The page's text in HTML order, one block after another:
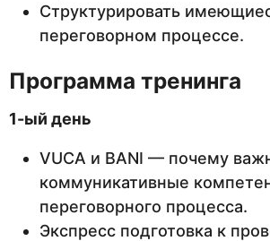
Структурировать
переговорном процессе.
Программа тренинга
1-ый день
VUCA и BANI — почему
коммуникативные
переговорного процесса.
Экспресс подготовка к